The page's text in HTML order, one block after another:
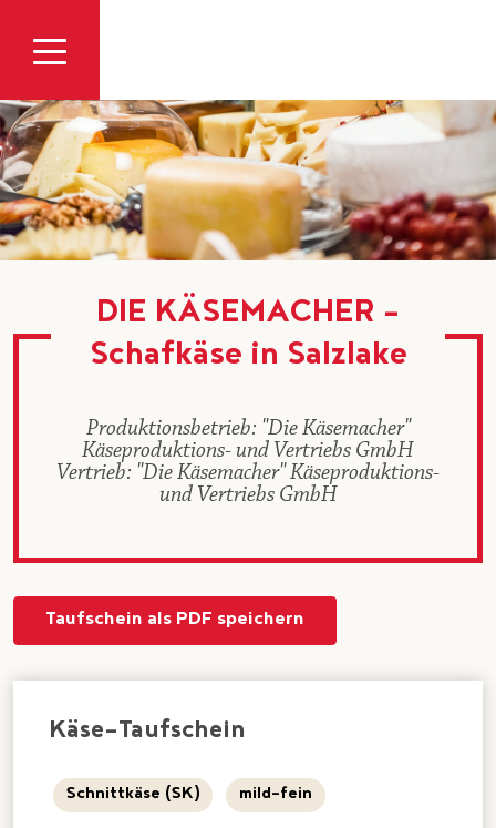
DIE KÄSEMACHER -
Schafkäse in Salzlake
Produktionsbetrieb: "Die Käsemacher"
Käseproduktions- und Vertriebs GmbH
Vertrieb: "Die Käsemacher" Käseproduktions-
und Vertriebs GmbH
Taufschein als PDF speichern
Käse-Taufschein
Schnittkäse (SK) mild-fein